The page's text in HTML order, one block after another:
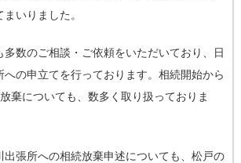
いりました。
多数のご相談・ご依頼をいただいており、日
への申立てを行っております。相続開始から
棄についても、数多く取り扱っておりま
出張所への相続放棄申述についても、松戸の